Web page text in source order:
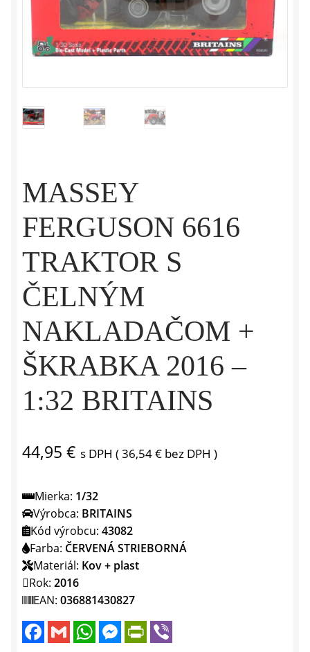
MASSEY
FERGUSON 6616
TRAKTOR S
ČELNÝM
NAKLADAČOM +
ŠKRABKA 2016 –
1:32 BRITAINS
44,95 € s DPH (36,54€ bez DPH )
Mierka: 1/32
Výrobca: BRITAINS
Kód výrobcu: 43082
Farba: ČERVENÁ STRIEBORNÁ
Materiál: Kov + plast
Rok: 2016
EAN: 036881430827
F
c
G
m
a
W
a
M
s
P